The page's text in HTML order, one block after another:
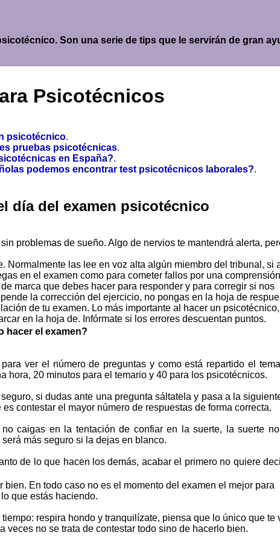
Son una serie de tips que le servirán de gran
Psicotécnicos
psicotécnico.
pruebas psicotécnicas.
en España?.
podemos encontrar test psicotécnicos laborales?.
día del examen psicotécnico
problemas de sueño. Algo de nervios te mantendrá alerta,
Normalmente las lee en voz alta algún miembro del tribunal, si
en el examen como para cometer fallos por una comprensión
marca que debes hacer para responder y para corregir si nos
la corrección del ejercicio, no pongas en la hoja de
de tu examen. Lo más importante al hacer un
en la hoja de. Infórmate si los errores descuentan puntos.
hacer el examen?
ver el número de preguntas y como está repartido el
hora, 20 minutos para el temario y 40 para los psicotécnicos.
si dudas ante una pregunta sáltatela y pasa a la
contestar el mayor número de respuestas de forma correcta.
caigas en la tentación de confiar en la suerte, la suerte
más seguro si la dejas en blanco.
de lo que hacen los demás, acabar el primero no quiere
En todo caso no es el momento del examen el mejor para
que estás haciendo.
respira hondo y tranquilízate, piensa que lo único que te
veces no se trata de contestar todo sino de hacerlo bien.